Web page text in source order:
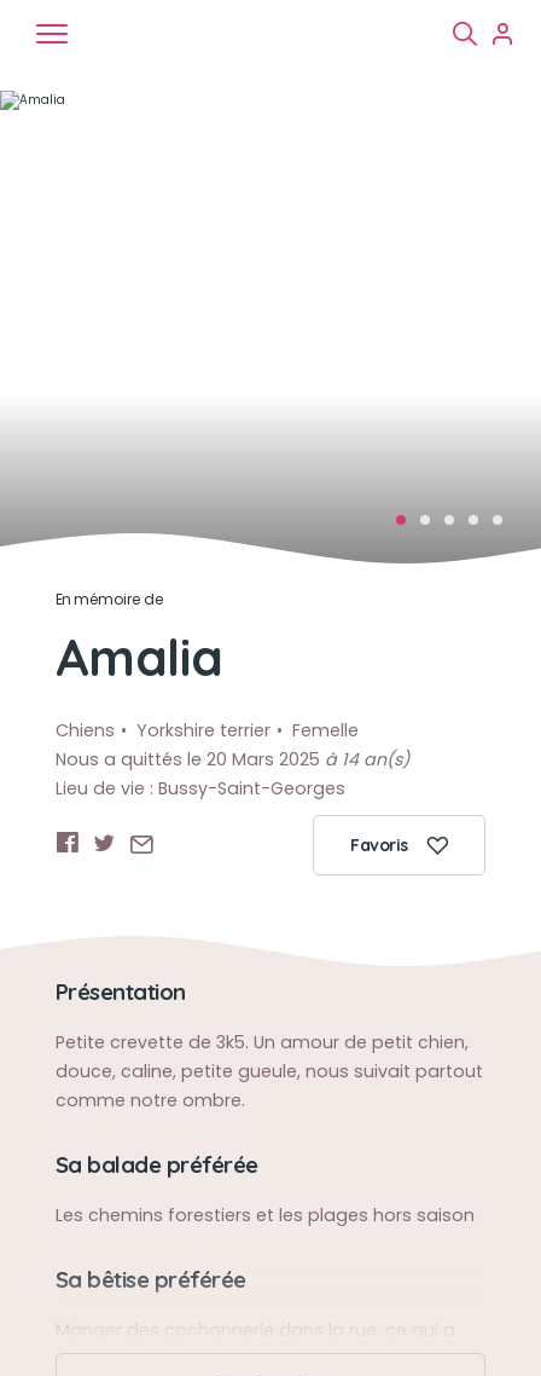
En mémoire de
Amalia
Chiens Yorkshire terrier
Femelle
Nous a quittés le 20 Mars 2025 à 14 an(s)
Lieu de vie : Bussy-Saint-Georges
Favoris
Présentation
Petite crevette de 3k5. Un amour de petit chien,
douce, caline, petite gueule, nous suivait partout
comme notre ombre.
Sa balade préférée
Les chemins forestiers et les plages hors saison
Sa bêtise préférée
Manger des cochonnerie dans la rue, ce qui a
failli lui coûter la vie